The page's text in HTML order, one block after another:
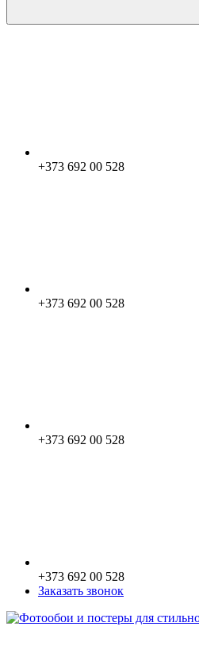
+373 692 00 528
+373 692 00 528
+373 692 00 528
+373 692 00 528
Заказать звонок